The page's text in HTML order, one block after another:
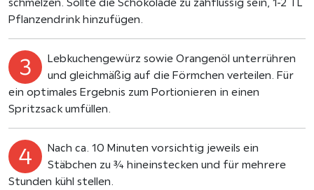
Pflanzendrink hinzufügen.
Lebkuchengewürz sowie Orangenöl unterrühren
und gleichmäßig auf die Förmchen verteilen. Für
ein optimales Ergebnis zum Portionieren in einen
Spritzsack umfüllen.
Nach ca. 10 Minuten vorsichtig jeweils ein
Stäbchen zu ¾ hineinstecken und für mehrere
Stunden kühl stellen.